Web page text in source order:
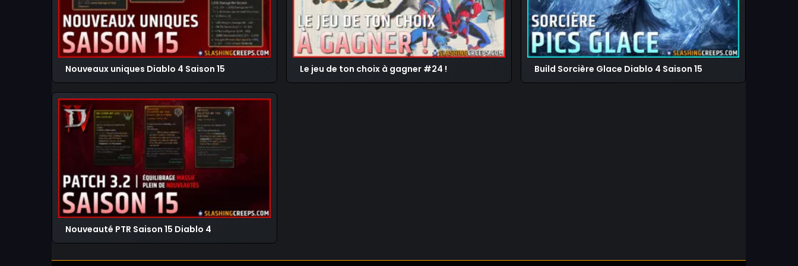
Nouveaux uniques Diablo 4 Saison 15 Le jeu de ton choix à gagner #24 ! Build Sorcière Glace Diablo 4 Saison 15
Nouveauté PTR Saison 15 Diablo 4